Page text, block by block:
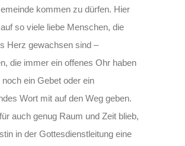
kommen zu dürfen. Hier
so viele liebe Menschen, die
Herz gewachsen sind –
die immer ein offenes Ohr haben
noch ein Gebet oder ein
Wort mit auf den Weg geben.
auch genug Raum und Zeit blieb,
in der Gottesdienstleitung eine